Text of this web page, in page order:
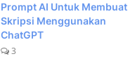
Prompt AI Untuk Membuat
Skripsi Menggunakan
ChatGPT
3